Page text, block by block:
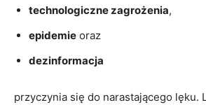
technologiczne zagrożenia,
epidemie oraz
dezinformacja
przyczynia się do narastającego lęku.